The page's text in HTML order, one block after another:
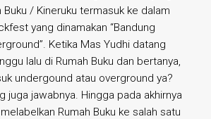
Buku / Kineruku termasuk ke dalam
yang dinamakan “Bandung
Ketika Mas Yudhi datang
lalu di Rumah Buku dan bertanya,
undergound atau overground ya?
juga jawabnya. Hingga pada akhirnya
Rumah Buku ke salah satu